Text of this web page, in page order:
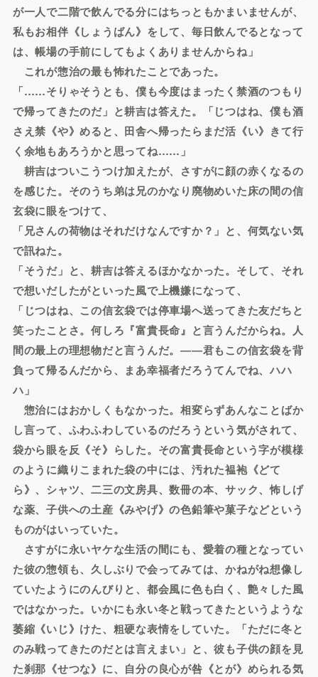
が一人で二階で飲んでる分にはちっともかまいませんが、
私もお相伴《しょうばん》をして、毎日飲んでるとなって
は、帳場の手前にしてもよくありませんからね」
これが惣治の最も怖れたことであった。
「……そりゃそうとも、僕も今度はまったく禁酒のつもり
で帰ってきたのだ」と耕吉は答えた。「じつはね、僕も酒
さえ禁《や》めると、田舎へ帰ったらまだ活《い》きて行
く余地もあろうかと思ってね……」
耕吉はついこうつけ加えたが、さすがに顔の赤くなるの
を感じた。そのうち弟は兄のかなり廃物めいた床の間の信
玄袋に眼をつけて、
「兄さんの荷物はそれだけなんですか？」と、何気ない気
で訊ねた。
「そうだ」と、耕吉は答えるほかなかった。そして、それ
で想いだしたがといった風で上機嫌になって、
「じつはね、この信玄袋では停車場へ送ってきた友だちと
笑ったことさ。何しろ『富貴長命』と言うんだからね。人
間の最上の理想物だと言うんだ。――君もこの信玄袋を背
負って帰るんだから、まあ幸福者だろうてんでね、ハハ
ハ」
惣治にはおかしくもなかった。相変らずあんなことばか
し言って、ふわふわしているのだろうという気がされて、
袋から眼を反《そ》らした。その富貴長命という字が模様
のように織りこまれた袋の中には、汚れた褞袍《どて
ら》、シャツ、二三の文房具、数冊の本、サック、怖しげ
な薬、子供への土産《みやげ》の色鉛筆や菓子などという
ものがはいっていた。
さすがに永いヤケな生活の間にも、愛着の種となってい
た彼の惣領も、久しぶりで会ってみては、かねがね想像し
ていたようにのんびりと、都会風に色も白く、艶々した風
ではなかった。いかにも永い冬と戦ってきたというような
萎縮《いじ》けた、粗硬な表情をしていた。「ただに冬と
のみ戦ってきたのだとは言えまい」と、彼も子供の顔を見
た刹那《せつな》に、自分の良心が咎《とが》められる気